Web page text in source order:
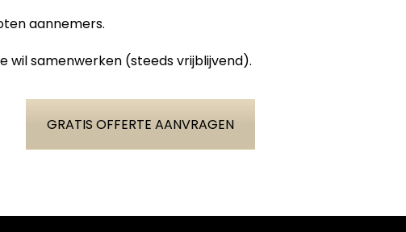
aannemers.
samenwerken (steeds vrijblijvend).
GRATIS OFFERTE AANVRAGEN